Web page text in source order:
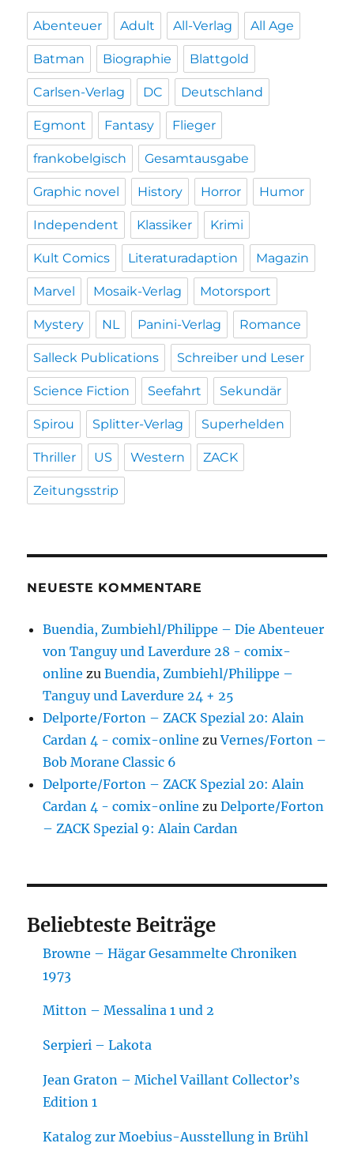
Abenteuer Adult All-Verlag All Age
Batman Biographie Blattgold
Carlsen-Verlag DC Deutschland
Egmont Fantasy Flieger
frankobelgisch Gesamtausgabe
Graphic novel History Horror Humor
Independent Klassiker Krimi
Kult Comics Literaturadaption Magazin
Marvel Mosaik-Verlag Motorsport
Mystery NL Panini-Verlag Romance
Salleck Publications Schreiber und Leser
Science Fiction Seefahrt Sekundär
Spirou Splitter-Verlag Superhelden
Thriller US Western ZACK
Zeitungsstrip
NEUESTE KOMMENTARE
Buendia, Zumbiehl/Philippe – Die Abenteuer
von Tanguy und Laverdure 28 - comix-
online zuBuendia, Zumbiehl/Philippe –
Tanguy und Laverdure 24 + 25
Delporte/Forton – ZACK Spezial 20: Alain
Cardan 4 - comix-online zuVernes/Forton –
Bob Morane Classic 6
Delporte/Forton – ZACK Spezial 20: Alain
Cardan 4 - comix-online zuDelporte/Forton
– ZACK Spezial 9: Alain Cardan
Beliebteste Beiträge
Browne – Hägar Gesammelte Chroniken
1973
Mitton – Messalina 1 und 2
Serpieri – Lakota
Jean Graton – Michel Vaillant Collector’s
Edition 1
Katalog zur Moebius-Ausstellung in Brühl